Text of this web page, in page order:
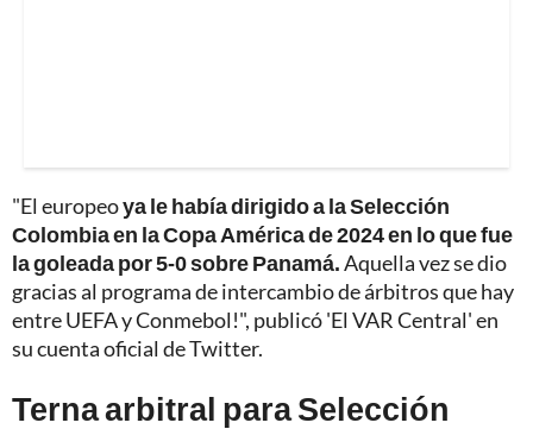
"El europeoya le había dirigido a la Selección
Colombia en la Copa América de 2024 en lo que fue
la goleada por 5-0 sobre Panamá.Aquella vez se dio
gracias al programa de intercambio de árbitros que hay
entre UEFA y Conmebol!", publicó 'El VAR Central' en
su cuenta oficial de Twitter.
Terna arbitral para Selección